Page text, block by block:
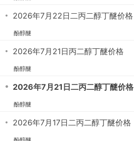
・ 2026年7月22日二丙二醇丁醚价格
酚醇醚
・ 2026年7月21日丙二醇丁醚价格
酚醇醚
・ 2026年7月21日二丙二醇丁醚价格
酚醇醚
・ 2026年7月17日二丙二醇丁醚价格